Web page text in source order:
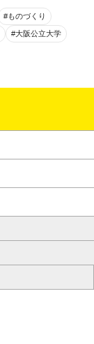
#ものづくり
#大阪公立大学